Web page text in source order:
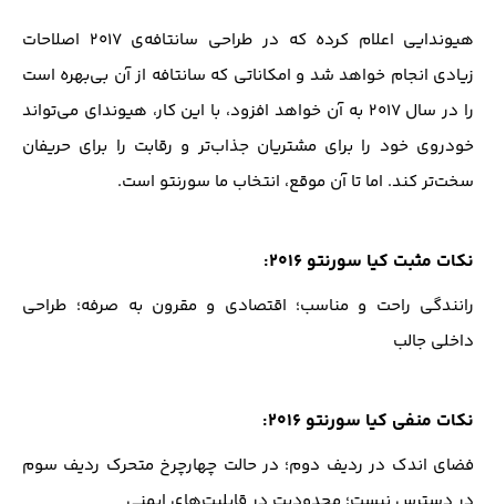
هیوندایی اعلام کرده که در طراحی سانتافه‌ی ۲۰۱۷ اصلاحات
زیادی انجام خواهد شد و امکاناتی که سانتافه از آن بی‌بهره است
را در سال ۲۰۱۷ به آن خواهد افزود، با این کار، هیوندای می‌تواند
خودروی خود را برای مشتریان جذاب‌تر و رقابت را برای حریفان
سخت‌تر کند. اما تا آن موقع، انتخاب ما سورنتو است.
نکات مثبت کیا سورنتو ۲۰۱۶:
رانندگی راحت و مناسب؛ اقتصادی و مقرون به صرفه؛ طراحی
داخلی جالب
نکات منفی کیا سورنتو ۲۰۱۶:
فضای اندک در ردیف دوم؛ در حالت چهارچرخ متحرک ردیف سوم